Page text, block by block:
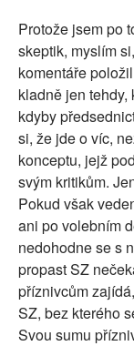
Protože jsem po
skeptik, myslím
komentáře
kladně jen tehdy,
kdyby
si, že jde o víc,
konceptu, jejž
svým kritikům.
Pokud však
ani po volebním
nedohodne se s
propast SZ
příznivcům
SZ, bez kterého
Svou sumu